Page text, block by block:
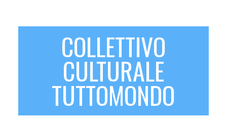
COLLETTIVO
CULTURALE
TUTTOMONDO